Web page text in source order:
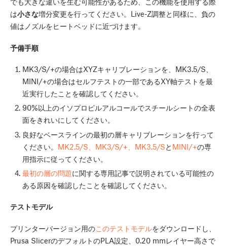
は小さな増分変更を行ってください。Live-Z調整と同様に、負の
値はノズルをヒートベッドに近づけます。
予備手順
MK3/S/+の場合はXYZキャリブレーションを、MK3.5/S、
MINI/+の場合はセルフテストの一部であるXY軸テストを最
近実行したことを確認してください。
90%以上のイソプロピルアルコールでスチールシートの全表
面をきれいにしてください。
良好なベースラインの最初の層キャリブレーションを行って
ください。 MK2.5/S、MK3/S/+、MK3.5/S と MINI/+の専
用指示に従ってください。
最初の層の問題に関する専用記事で説明されている可能性の
ある原因を確認したことを確認してください。
テストモデル
プリンターバージョン用のこのテストモデルをダウンロードし、
Prusa SlicerのデフォルトのPLA設定、0.20 mmレイヤー高さで